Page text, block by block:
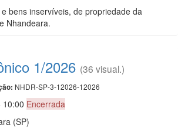
bens inservíveis, de propriedade da
Nhandeara.
1/2026 (36 visual.)
NHDR-SP-3-12026-12026
10:00 Encerrada
(SP)